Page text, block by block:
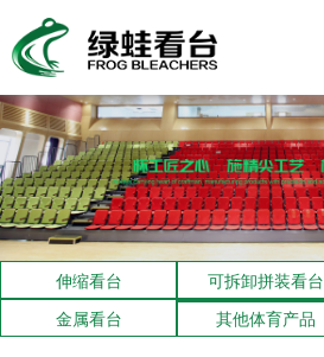
伸缩看台 可拆卸拼装看台
金属看台
其他体育产品